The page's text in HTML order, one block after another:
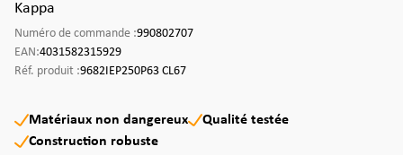
Kappa
Numéro de commande :990802707
EAN:4031582315929
Réf. produit :9682IEP250P63 CL67
Matériaux non dangereux
Qualité testée
Construction robuste